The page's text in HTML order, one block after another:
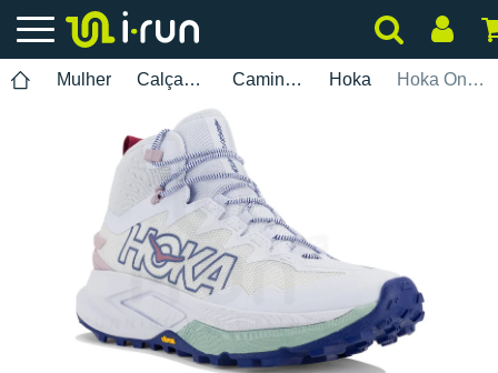
Mulher Calçados Caminhada Hoka Hoka One One Mafate Hike